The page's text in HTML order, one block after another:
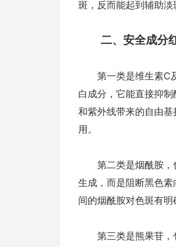
斑，反而能起到辅助淡
二、安全成分
第一类是维生素C及
白成分，它能直接抑
和紫外线带来的自由
用。
第二类是烟酰胺，
生成，而是阻断黑色
间的烟酰胺对色斑有
第三类是熊果苷，